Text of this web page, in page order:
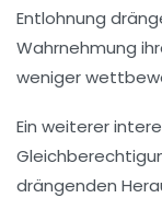
Entlohnung
Wahrnehmung
weniger
Ein weiterer
drängenden